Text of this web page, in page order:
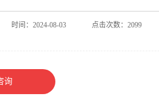
时间：2024-08-03 点击次数：2099
询